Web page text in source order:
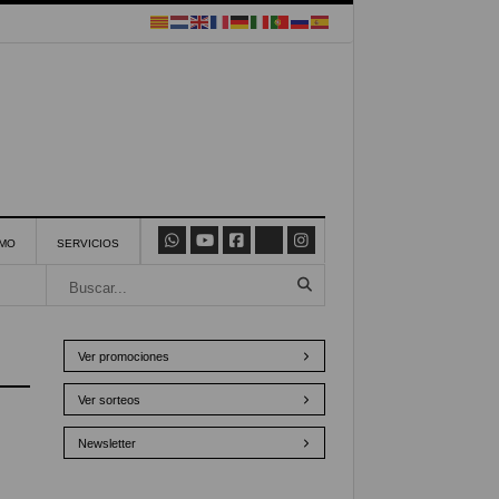
SERVICIOS
Ver promociones
Ver sorteos
Newsletter